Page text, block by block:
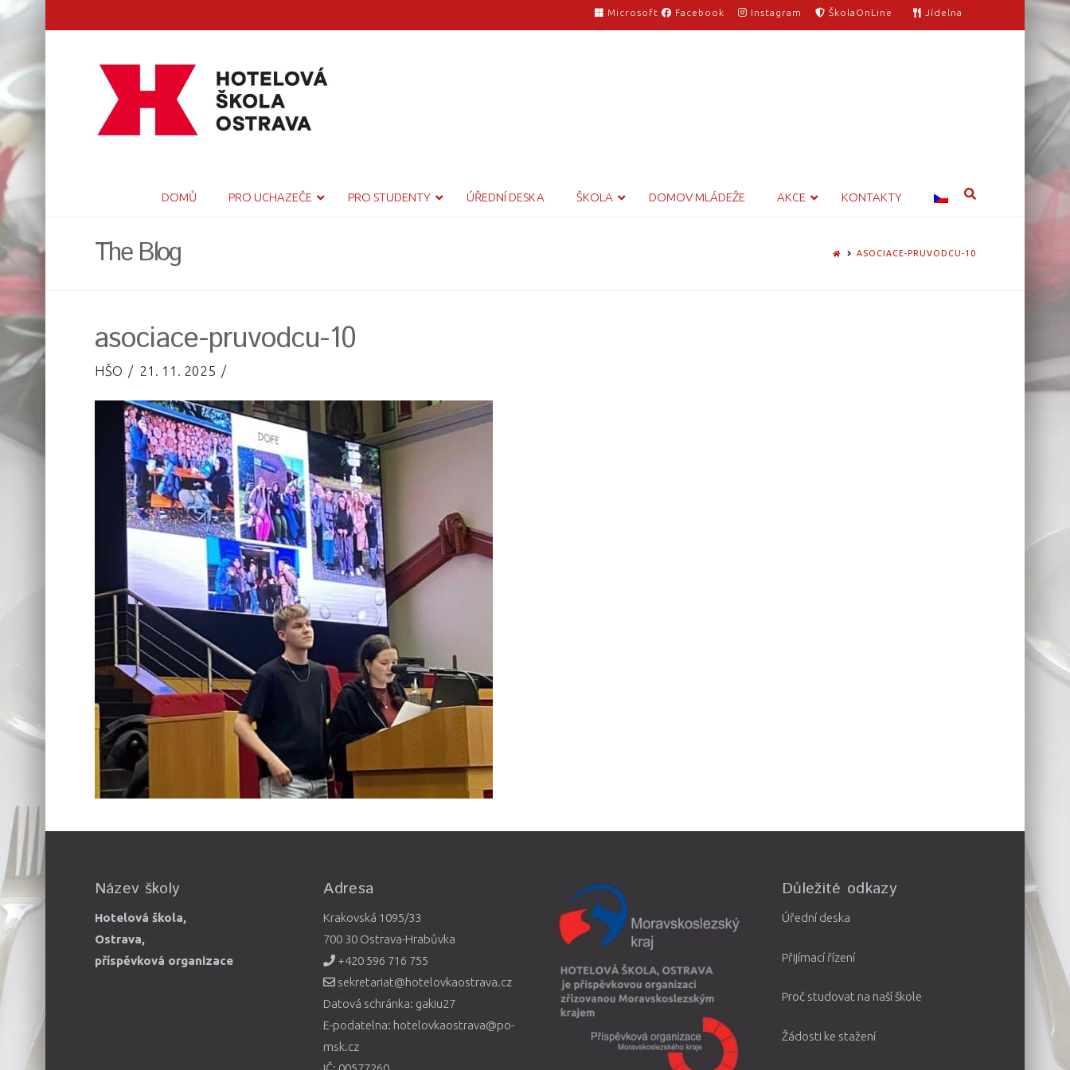
Microsoft Facebook Instagram ŠkolaOnLine Jídelna
DOMŮ PRO UCHAZEČE PRO STUDENTY ÚŘEDNÍ DESKA ŠKOLA DOMOV MLÁDEŽE AKCE KONTAKTY
The Blog HOMEASOCIACE-PRUVODCU-10
asociace-pruvodcu-10
HŠO 21. 11. 2025
Název školy
Hotelová škola,
Ostrava,
příspěvková organizace
Adresa
Krakovská 1095/33
700 30 Ostrava-Hrabůvka
+420 596 716 755
sekretariat@hotelovkaostrava.cz
Datová schránka: gakiu27
E-podatelna: hotelovkaostrava@po-
msk.cz
Důležité odkazy
Úřední deska
Přijímací řízení
Proč studovat na naší škole
Žádosti ke stažení